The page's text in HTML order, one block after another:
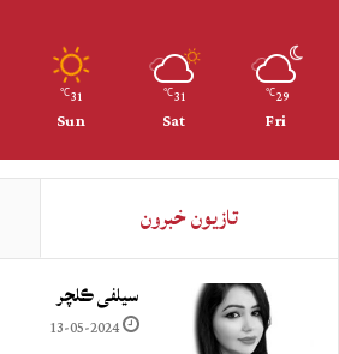
29
℃
Fri
31
℃
Sat
31
℃
Sun
تازيون خبرون
سيلفي ڪلچر
13-05-2024